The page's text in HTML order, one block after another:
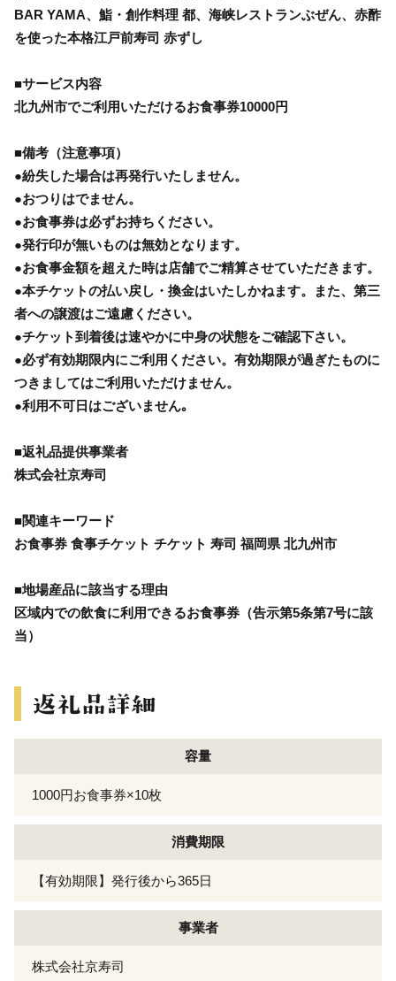
BAR YAMA、鮨・創作料理 都、海峡レストランぶぜん、赤酢
を使った本格江戸前寿司 赤ずし
■サービス内容
北九州市でご利用いただけるお食事券10000円
■備考（注意事項）
●紛失した場合は再発行いたしません。
●おつりはでません。
●お食事券は必ずお持ちください。
●発行印が無いものは無効となります。
●お食事金額を超えた時は店舗でご精算させていただきます。
●本チケットの払い戻し・換金はいたしかねます。また、第三
者への譲渡はご遠慮ください。
●チケット到着後は速やかに中身の状態をご確認下さい。
●必ず有効期限内にご利用ください。有効期限が過ぎたものに
つきましてはご利用いただけません。
●利用不可日はございません｡
■返礼品提供事業者
株式会社京寿司
■関連キーワード
お食事券 食事チケット チケット 寿司 福岡県 北九州市
■地場産品に該当する理由
区域内での飲食に利用できるお食事券（告示第5条第7号に該
当）
容量
1000円お食事券×10枚
消費期限
【有効期限】発行後から365日
事業者
株式会社京寿司